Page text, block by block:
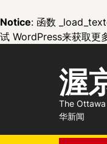
Notice: 函数
试 WordPress来获取更
渥
The
华新闻